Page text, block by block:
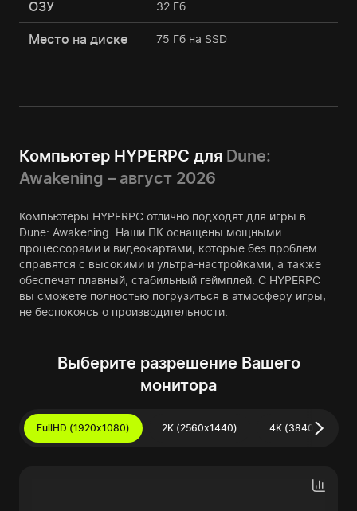
ОЗУ 32 Гб
Место на диске 75 Гб на SSD
Компьютер HYPERPC для Dune:
Awakening – август 2026
Компьютеры HYPERPC отлично подходят для игры в
Dune: Awakening. Наши ПК оснащены мощными
процессорами и видеокартами, которые без проблем
справятся с высокими и ультра-настройками, а также
обеспечат плавный, стабильный геймплей. С HYPERPC
вы сможете полностью погрузиться в атмосферу игры,
не беспокоясь о производительности.
Выберите разрешение Вашего
монитора
FullHD (1920x1080) 2K (2560x1440) 4K (3840x2160)